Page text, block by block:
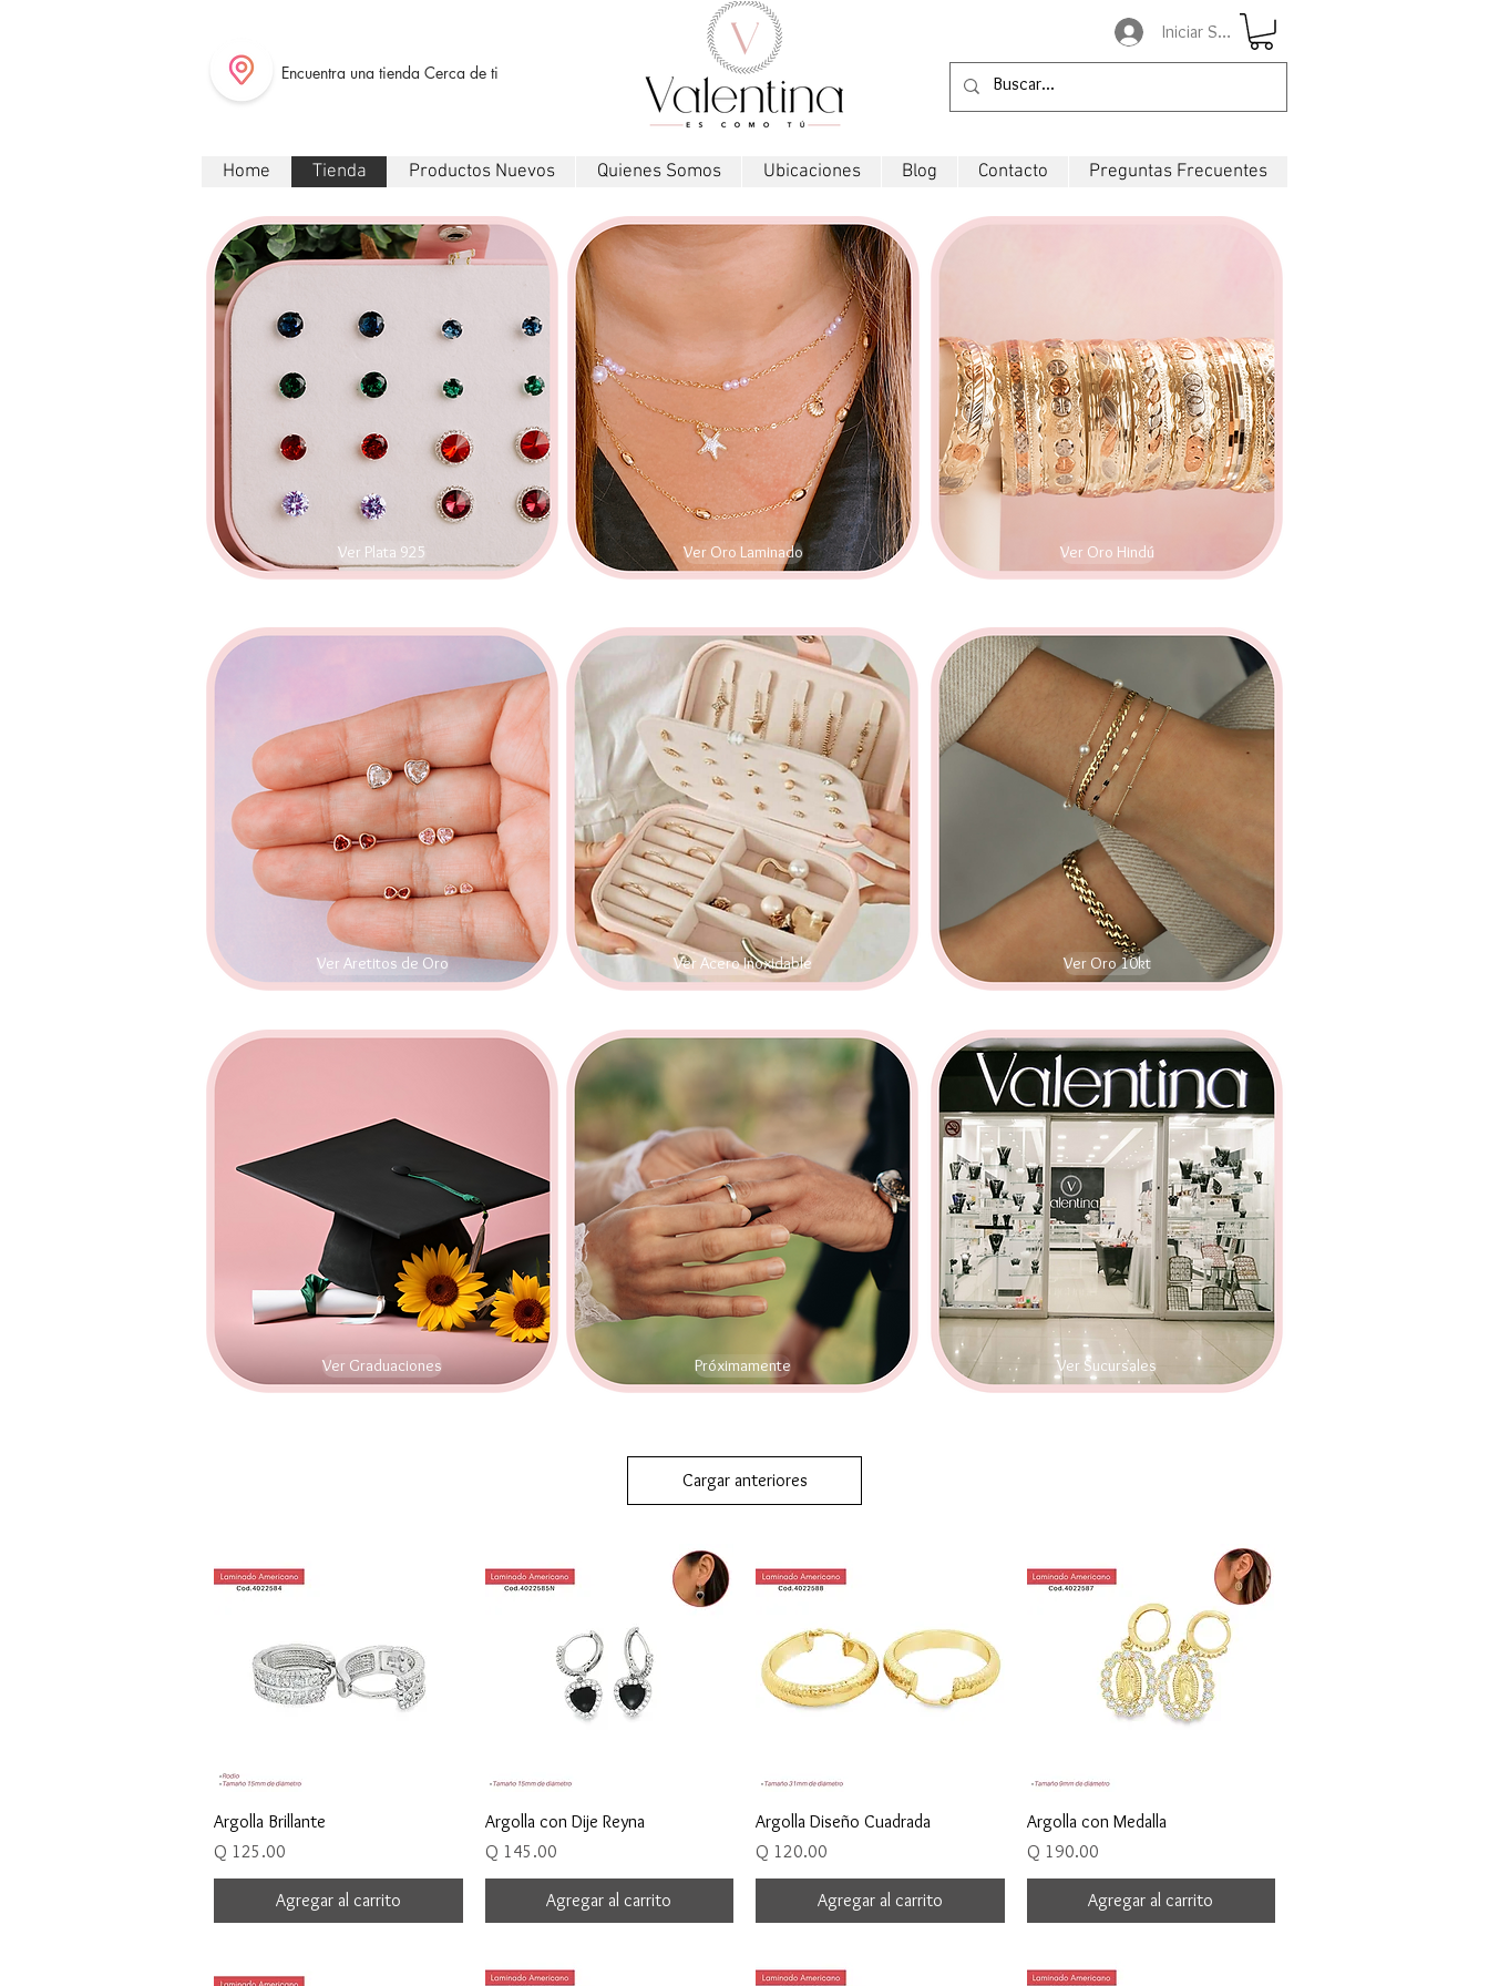
Encuentra una tienda Cerca de ti
Iniciar Sesión
Home Tienda Productos Nuevos Quienes Somos Ubicaciones Blog Contacto Preguntas Frecuentes
Ver Plata 925 Ver Oro Laminado Ver Oro Hindú
Ver Aretitos de Oro Ver Acero Inoxidable Ver Oro 10kt
Ver Graduaciones Próximamente Ver Sucursales
Cargar anteriores
Vista rápida
Argolla Brillante
Precio
Q 125.00
Agregar al carrito
Vista rápida
Argolla con Dije Reyna
Precio
Q 145.00
Agregar al carrito
Vista rápida
Argolla Diseño Cuadrada
Precio
Q 120.00
Agregar al carrito
Vista rápida
Argolla con Medalla
Precio
Q 190.00
Agregar al carrito